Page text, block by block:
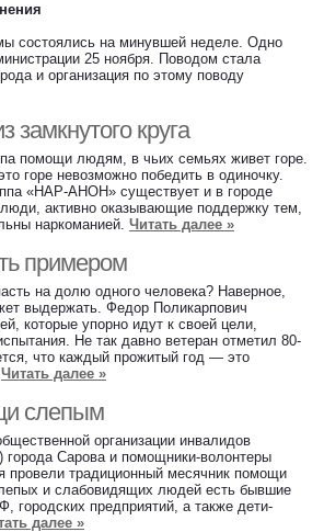
состоялись на минувшей неделе. Одно
25 ноября. Поводом стала
и организация по этому поводу
круга
помощи людям, в чьих семьях живет горе.
горе невозможно победить в одиночку.
«НАР-АНОН» существует и в городе
активно оказывающие поддержку тем,
наркоманией. Читать далее »
примером
на долю одного человека? Наверное,
выдержать. Федор Поликарпович
которые упорно идут к своей цели,
Не так давно ветеран отметил 80-
что каждый прожитый год — это
Читать далее »
слепым
организации инвалидов
Сарова и помощники-волонтеры
провели традиционный месячник помощи
и слабовидящих людей есть бывшие
предприятий, а также дети-
далее »